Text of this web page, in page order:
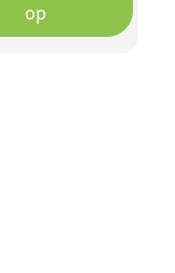
op